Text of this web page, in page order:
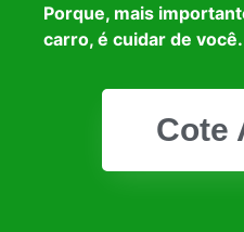
Porque, mais
carro, é cuidar de você.
Cote